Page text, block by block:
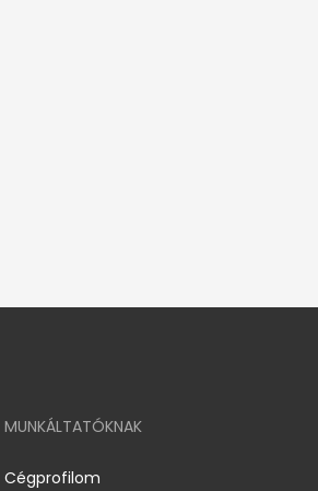
MUNKÁLTATÓKNAK
Cégprofilom